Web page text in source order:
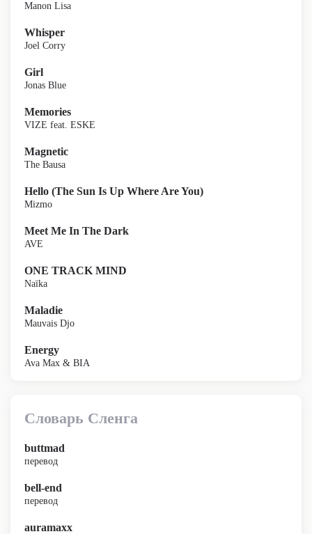
Manon Lisa
Whisper
Joel Corry
Girl
Jonas Blue
Memories
VIZE feat. ESKE
Magnetic
The Bausa
Hello (The Sun Is Up Where Are You)
Mizmo
Meet Me In The Dark
AVE
ONE TRACK MIND
Naïka
Maladie
Mauvais Djo
Energy
Ava Max & BIA
Словарь Сленга
buttmad
перевод
bell-end
перевод
auramaxx